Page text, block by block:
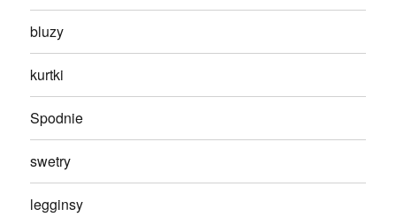
bluzy
kurtki
Spodnie
swetry
legginsy